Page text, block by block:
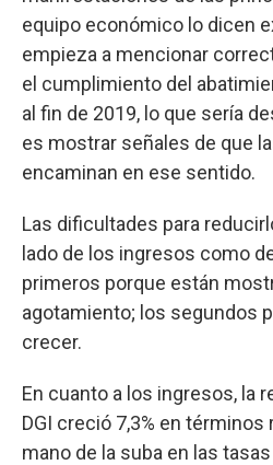
equipo económico lo dicen
empieza a mencionar
el cumplimiento del
al fin de 2019, lo que sería
es mostrar señales de que
encaminan en ese sentido.
Las dificultades para
lado de los ingresos como
primeros porque están
agotamiento; los segundos
crecer.
En cuanto a los ingresos, la
DGI creció 7,3% en términos
mano de la suba en las